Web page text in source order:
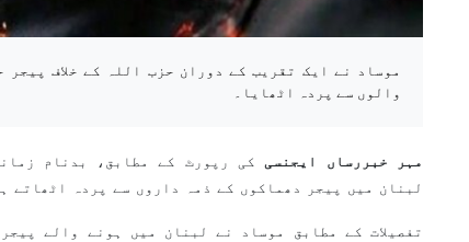
موساد نے ایک تقریب کے دوران حزب اللہ کے خلاف
والوں سے پردہ اٹھایا۔
مہر خبررساں ایجنسیکی رپورٹ کے مطابق، بدنام
لبنان میں پیجر دھماکوں کے ذمہ داروں سے پردہ اٹھاتے
تفصیلات کے مطابق موساد نے لبنان میں ہونے والے